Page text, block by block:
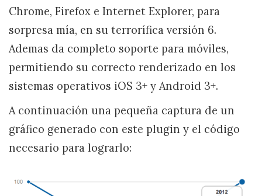
Chrome, Firefox e Internet Explorer, para
sorpresa mía, en su terrorífica versión 6.
Ademas da completo soporte para móviles,
permitiendo su correcto renderizado en los
sistemas operativos iOS 3+ y Android 3+.
A continuación una pequeña captura de un
gráfico generado con este plugin y el código
necesario para lograrlo: